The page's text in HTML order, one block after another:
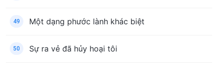
49 Một dạng phước lành khác biệt
50 Sự ra vẻ đã hủy hoại tôi